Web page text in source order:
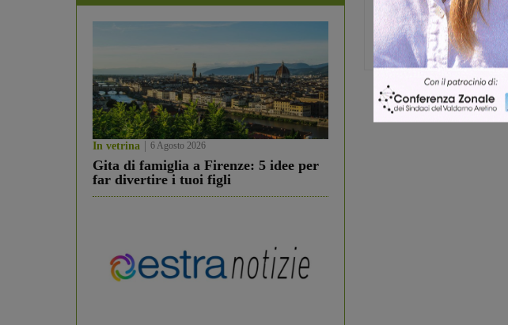
In vetrina 6 Agosto 2026
Gita di famiglia a Firenze: 5 idee per
far divertire i tuoi figli
Share